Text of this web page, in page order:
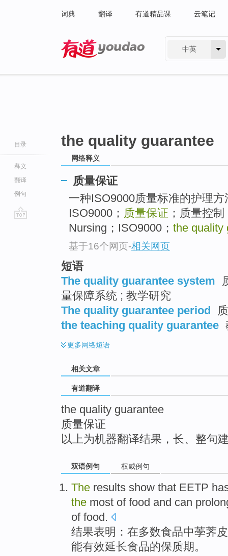
词典 翻译 有道精品课 云笔记
中英
目录
释义
翻译
例句
the quality guarantee
网络释义
质量保证
一种ISO9000质量标准的护理
ISO9000； 质量保证 ；质量控
Nursing；ISO9000； the quality
基于16个网页-相关网页
短语
The quality guarantee system
量保障系统 ; 教学研究
The quality guarantee period
the teaching quality guarantee
更多网络短语
相关文章
有道翻译
the quality guarantee
质量保证
以上为机器翻译结果，长、整句
双语例句 权威例句
The results show that EETP
the most of food and can
of food.
结果表明 ： 在多数食品中荸荠
能有效延长食品的保质期。